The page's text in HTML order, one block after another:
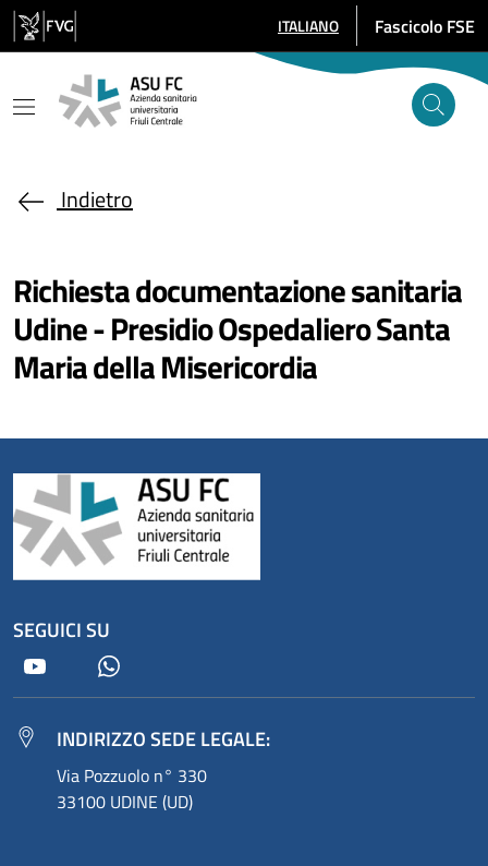
Salta al contenuto principale
SELEZIONE LINGUA: LINGUA
ITALIANO Fascicolo FSE
Indietro
Richiesta documentazione sanitaria
Udine - Presidio Ospedaliero Santa
Maria della Misericordia
SEGUICI SU
Youtube
INDIRIZZO SEDE LEGALE:
Via Pozzuolo n° 330
33100 UDINE (UD)